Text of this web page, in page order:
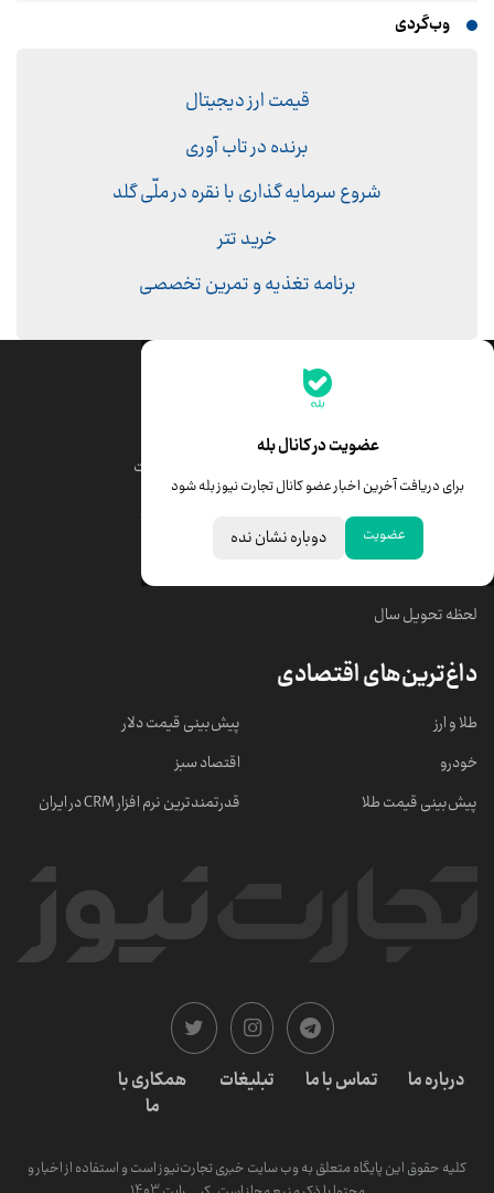
وب‌گردی
قیمت ارز دیجیتال
برنده در تاب آوری
شروع سرمایه گذاری با نقره در ملّی گلد
خرید تتر
برنامه تغذیه و تمرین تخصصی
عضویت در کانال بله
برای دریافت آخرین اخبار عضو کانال تجارت نیوز بله شود
عضویت دوباره نشان نده
جدیدترین قیمت‌ها
قیمت درهم امارات
خبرهای مهم
لحظه تحویل سال
داغ‌ترین‌های اقتصادی
طلا و ارز
خودرو
پیش‌بینی قیمت طلا
پیش‌بینی قیمت دلار
اقتصاد سبز
قدرتمندترین نرم‌ افزار CRM در ایران
درباره ما تماس با ما تبلیغات
همکاری با
ما
کلیه حقوق این پایگاه متعلق به وب سایت خبری تجارت‌نیوز است و استفاده از اخبار و